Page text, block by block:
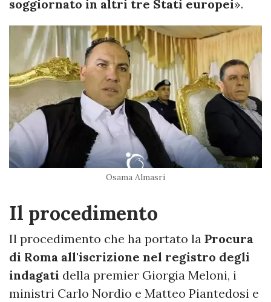
soggiornato in altri tre Stati europei».
Osama Almasri
Il procedimento
Il procedimento che ha portato la Procura
di Roma all'iscrizione nel registro degli
indagati della premier Giorgia Meloni, i
ministri Carlo Nordio e Matteo Piantedosi e